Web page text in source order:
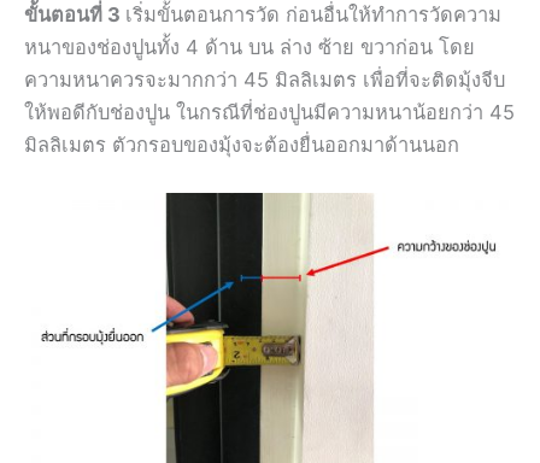
ขั้นตอนที่ 3 เริ่มขั้นตอนการวัด ก่อนอื่นให้ทำการวัดความ
หนาของช่องปูนทั้ง 4 ด้าน บน ล่าง ซ้าย ขวาก่อน โดย
ความหนาควรจะมากกว่า 45 มิลลิเมตร เพื่อที่จะติดมุ้งจีบ
ให้พอดีกับช่องปูน ในกรณีที่ช่องปูนมีความหนาน้อยกว่า 45
มิลลิเมตร ตัวกรอบของมุ้งจะต้องยื่นออกมาด้านนอก